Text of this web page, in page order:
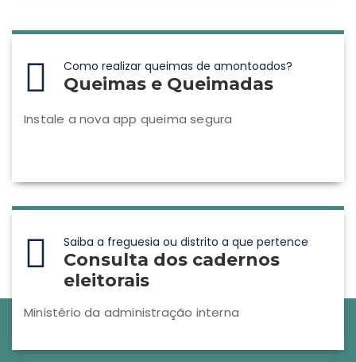
Como realizar queimas de amontoados?
Queimas e Queimadas
Instale a nova app queima segura
Saiba a freguesia ou distrito a que pertence
Consulta dos cadernos
eleitorais
Ministério da administração interna